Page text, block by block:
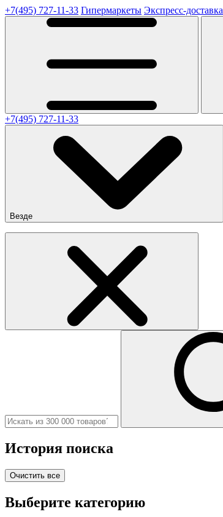
+7(495) 727-11-33 Гипермаркеты Экспресс-доставка
+7(495) 727-11-33
Везде
История поиска
Очистить все
Выберите категорию